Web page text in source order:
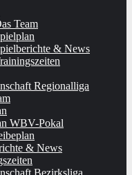
Team
& News
Regionalliga
WBV-Pokal
& News
Bezirksliga